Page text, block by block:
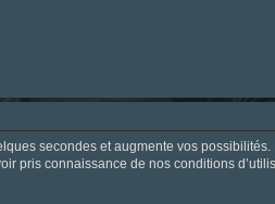
secondes et augmente vos
pris connaissance de nos conditions